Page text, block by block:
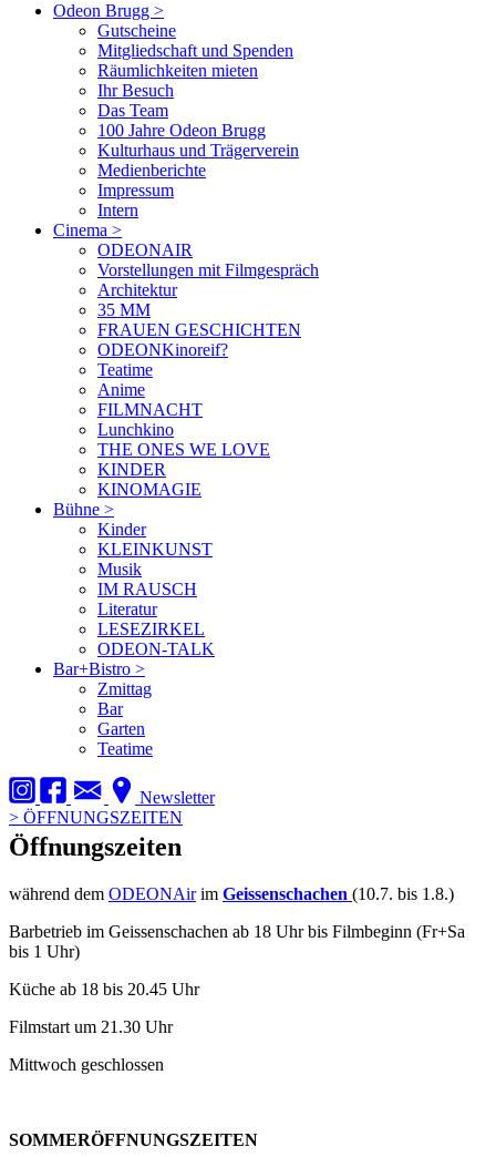
Odeon Brugg >
Gutscheine
Mitgliedschaft und Spenden
Räumlichkeiten mieten
Ihr Besuch
Das Team
100 Jahre Odeon Brugg
Kulturhaus und Trägerverein
Medienberichte
Impressum
Intern
Cinema >
ODEONAIR
Vorstellungen mit Filmgespräch
Architektur
35 MM
FRAUEN GESCHICHTEN
ODEONKinoreif?
Teatime
Anime
FILMNACHT
Lunchkino
THE ONES WE LOVE
KINDER
KINOMAGIE
Bühne >
Kinder
KLEINKUNST
Musik
IM RAUSCH
Literatur
LESEZIRKEL
ODEON-TALK
Bar+Bistro >
Zmittag
Bar
Garten
Teatime
Newsletter
> ÖFFNUNGSZEITEN
Öffnungszeiten
während dem ODEONAirim Geissenschachen (10.7. bis 1.8.)
Barbetrieb im Geissenschachen ab 18 Uhr bis Filmbeginn (Fr+Sa
bis 1 Uhr)
Küche ab 18 bis 20.45 Uhr
Filmstart um 21.30 Uhr
Mittwoch geschlossen
SOMMERÖFFNUNGSZEITEN